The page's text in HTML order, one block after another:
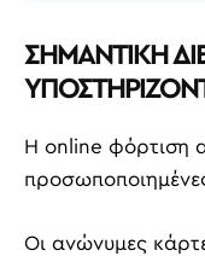
ΣΗΜΑΝΤΙΚΗ
Η online φόρτιση
Οι ανώνυμες